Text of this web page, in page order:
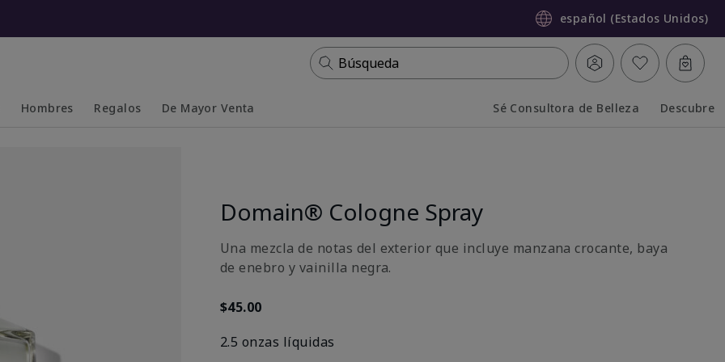
español (Estados Unidos)
Búsqueda
Hombres Regalos De Mayor Venta Sé Consultora de Belleza Descubre
Domain® Cologne Spray
Una mezcla de notas del exterior que incluye manzana crocante, baya
de enebro y vainilla negra.
$45.00
2.5 onzas líquidas